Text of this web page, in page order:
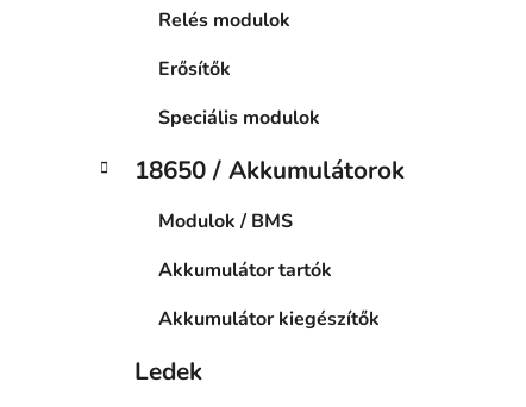
Relés modulok
Erősítők
Speciális modulok
18650 / Akkumulátorok
Modulok / BMS
Akkumulátor tartók
Akkumulátor kiegészítők
Ledek